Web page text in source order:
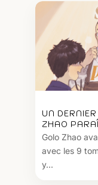
UN
ZHAO
Golo Zhao
avec les 9
y...